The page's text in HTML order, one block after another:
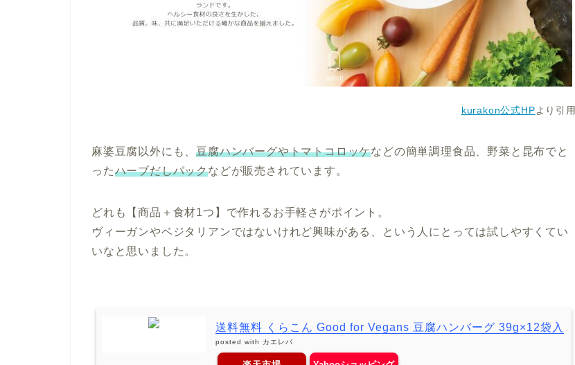
kurakon公式HPより引用
麻婆豆腐以外にも、豆腐ハンバーグやトマトコロッケなどの簡単調理食品、野菜と昆布でと
ったハーブだしパックなどが販売されています。
どれも【商品＋食材1つ】で作れるお手軽さがポイント。
ヴィーガンやベジタリアンではないけれど興味がある、という人にとっては試しやすくてい
いなと思いました。
送料無料 くらこん Good for Vegans 豆腐ハンバーグ 39g×12袋入
posted with カエレバ